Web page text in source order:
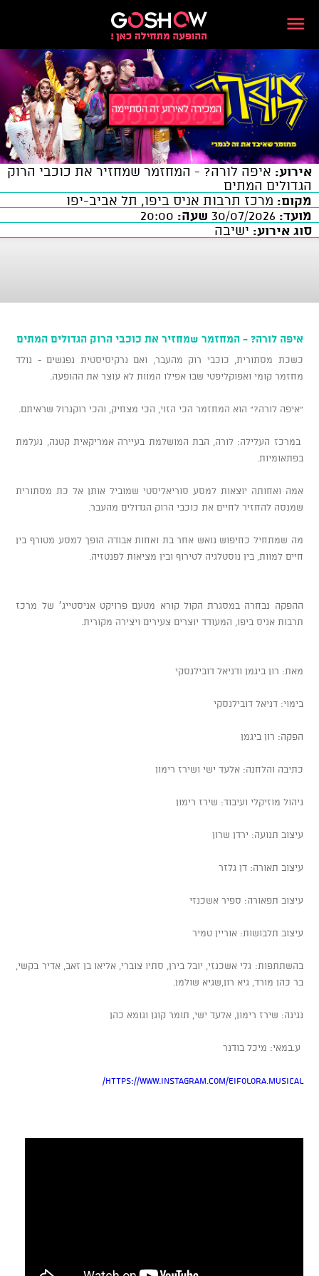
אירוע: איפה לורה? - המחזמר שמחזיר את כוכבי הרוק
הגדולים המתים
מקום: מרכז תרבות אניס ביפו, תל אביב-יפו
מועד:
שעה:
סוג אירוע: ישיבה
איפה לורה? - המחזמר שמחזיר את כוכבי הרוק הגדולים המתים
כשכת מסתורית, כוכבי רוק מהעבר, ואם נרקיסיסטית נפגשים - נולד
מחזמר קומי ואפוקליפטי שבו אפילו המוות לא עוצר את ההופעה.
"איפה לורה?" הוא המחזמר הכי הזוי, הכי מצחיק, והכי רוקנרול שראיתם.
במרכז העלילה: לורה, הבת המושלמת בעיירה אמריקאית קטנה, נעלמת
בפתאומיות.
אִמה ואחותה יוצאות למסע סוריאליסטי שמוביל אותן אל כת מסתורית
שמנסה להחזיר לחיים את כוכבי הרוק הגדולים מהעבר.
מה שמתחיל כחיפוש נואש אחר בת ואחות אבודה הופך למסע מטורף בין
חיים למוות, בין נוסטלגיה לטירוף ובין מציאות לפנטזיה.
ההפקה נבחרה במסגרת הקול קורא מטעם פרויקט אניסטייג׳ של מרכז
תרבות אניס ביפו, המעודד יוצרים צעירים ויצירה מקורית.
מאת: רון ביגמן ודניאל דובילנסקי
בימוי: דניאל דובילנסקי
הפקה: רון ביגמן
כתיבה והלחנה: אלעד ישי ושירז רימון
ניהול מוזיקלי ועיבוד: שירז רימון
עיצוב תנועה: ירדן שרון
עיצוב תאורה: דן גלזר
עיצוב תפאורה: ספיר אשכנזי
עיצוב תלבושות: אוריין טמיר
בהשתתפות: גלי אשכנזי, יובל בירן, סתיו צוברי, אליאו בן זאב, אדיר בקשי,
בר כהן מורד, גיא רון,שגיא שולמן.
נגינה: שירז רימון, אלעד ישי, תומר קוגן וגומא כהן
ע.במאי: מיכל בודנר
https://www.instagram.com/eifolora.musical/